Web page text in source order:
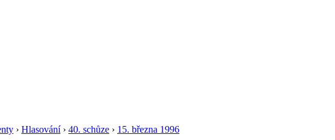
› Hlasování › 40. schůze › 15. března 1996